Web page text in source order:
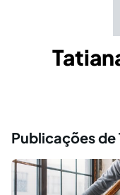
Publicações de